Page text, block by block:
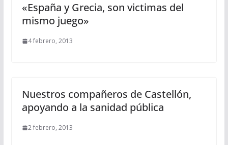
«España y Grecia, son victimas del
mismo juego»
4 febrero, 2013
Nuestros compañeros de Castellón,
apoyando a la sanidad pública
2 febrero, 2013